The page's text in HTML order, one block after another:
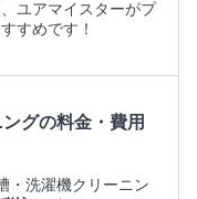
ユアマイスターがプ
すめです！
グの料金・費用
・洗濯機クリーニン